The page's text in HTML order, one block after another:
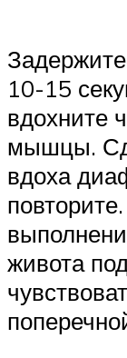
10-15
вдохните
мышцы.
вдоха
живота